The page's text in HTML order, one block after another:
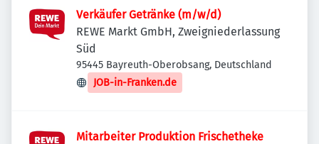
Verkäufer Getränke (m/w/d)
REWE Markt GmbH, Zweigniederlassung
Süd
95445 Bayreuth-Oberobsang, Deutschland
JOB-in-Franken.de
Mitarbeiter Produktion Frischetheke